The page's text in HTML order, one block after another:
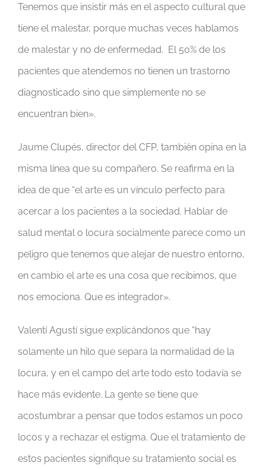
Tenemos que insistir más en el aspecto cultural que
tiene el malestar, porque muchas veces hablamos
de malestar y no de enfermedad. El 50% de los
pacientes que atendemos no tienen un trastorno
diagnosticado sino que simplemente no se
encuentran bien».
Jaume Clupés, director del CFP, también opina en la
misma línea que su compañero. Se reafirma en la
idea de que “el arte es un vínculo perfecto para
acercar a los pacientes a la sociedad. Hablar de
salud mental o locura socialmente parece como un
peligro que tenemos que alejar de nuestro entorno,
en cambio el arte es una cosa que recibimos, que
nos emociona. Que es integrador».
Valentí Agustí sigue explicándonos que “hay
solamente un hilo que separa la normalidad de la
locura, y en el campo del arte todo esto todavía se
hace más evidente. La gente se tiene que
acostumbrar a pensar que todos estamos un poco
locos y a rechazar el estigma. Que el tratamiento de
estos pacientes signifique su tratamiento social es